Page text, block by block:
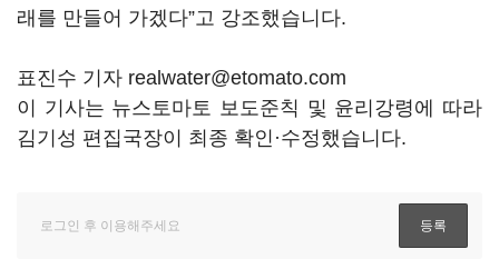
래를 만들어 가겠다”고 강조했습니다.
표진수 기자 realwater@etomato.com
이 기사는 뉴스토마토 보도준칙 및 윤리강령에 따라
김기성 편집국장이 최종 확인·수정했습니다.